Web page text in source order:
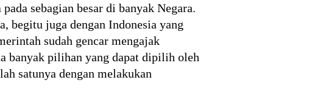
sebagian besar di banyak Negara.
begitu juga dengan Indonesia yang
sudah gencar mengajak
banyak pilihan yang dapat dipilih oleh
satunya dengan melakukan